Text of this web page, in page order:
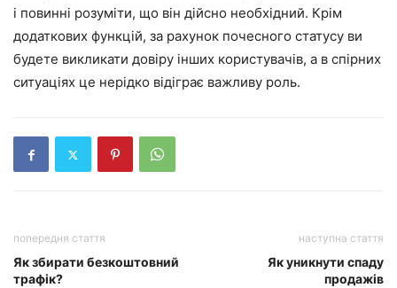
і повинні розуміти, що він дійсно необхідний. Крім
додаткових функцій, за рахунок почесного статусу ви
будете викликати довіру інших користувачів, а в спірних
ситуаціях це нерідко відіграє важливу роль.
попередня стаття
Як збирати безкоштовний
трафік?
наступна стаття
Як уникнути спаду
продажів